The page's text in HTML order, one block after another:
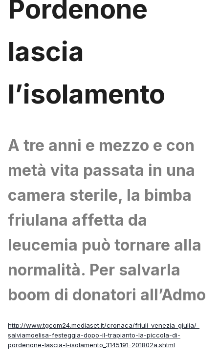
Pordenone
lascia
lʼisolamento
A tre anni e mezzo e con
metà vita passata in una
camera sterile, la bimba
friulana affetta da
leucemia può tornare alla
normalità. Per salvarla
boom di donatori allʼAdmo
http://www.tgcom24.mediaset.it/cronaca/friuli-venezia-giulia/-
salviamoelisa-festeggia-dopo-il-trapianto-la-piccola-di-
pordenone-lascia-l-isolamento_3145191-201802a.shtml